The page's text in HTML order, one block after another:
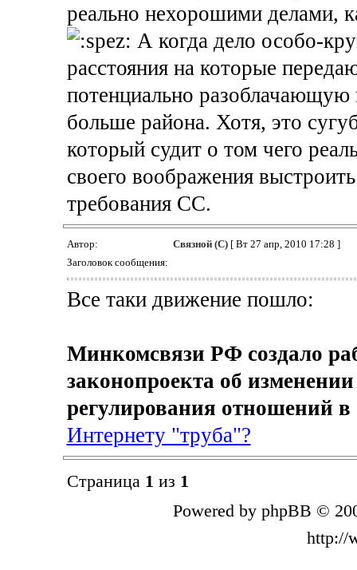
реально нехорошими делами,
А когда дело особо-
расстояния на которые
потенциально
больше района. Хотя, это
который судит о том чего
своего воображения
требования СС.
Автор: Связной (С)[ Вт 27 апр, 2010 17:28 ]
Заголовок сообщения:
Все таки движение пошло:
Минкомсвязи РФ создало
законопроекта об
регулирования отношений в
Интернету "труба"?
Страница 1 из 1
Powered by phpBB ©
http://